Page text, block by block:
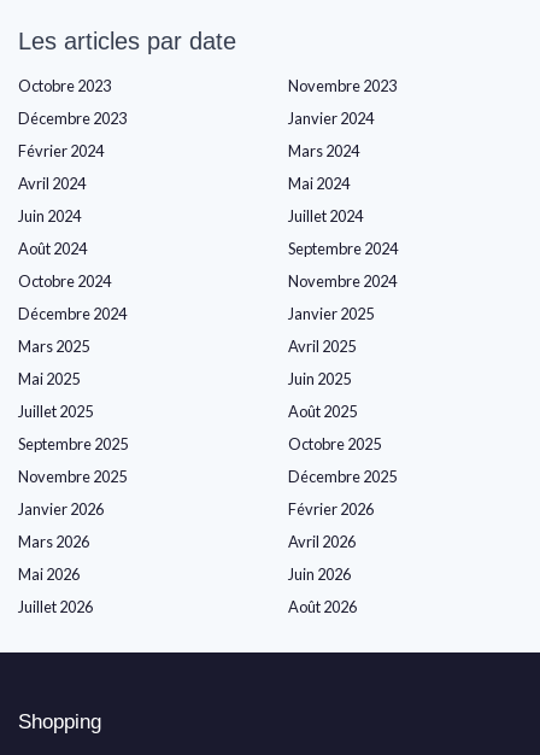
Les articles par date
Octobre 2023
Novembre 2023
Décembre 2023
Janvier 2024
Février 2024
Mars 2024
Avril 2024
Mai 2024
Juin 2024
Juillet 2024
Août 2024
Septembre 2024
Octobre 2024
Novembre 2024
Décembre 2024
Janvier 2025
Mars 2025
Avril 2025
Mai 2025
Juin 2025
Juillet 2025
Août 2025
Septembre 2025
Octobre 2025
Novembre 2025
Décembre 2025
Janvier 2026
Février 2026
Mars 2026
Avril 2026
Mai 2026
Juin 2026
Juillet 2026
Août 2026
Shopping